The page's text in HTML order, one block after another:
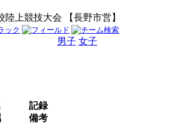
陸上競技大会 【長野市営】
男子 女子
記録
備考